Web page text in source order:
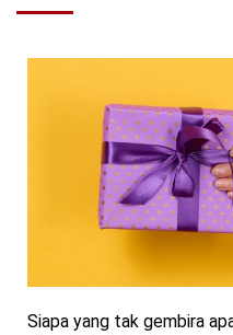
Siapa yang tak gembira